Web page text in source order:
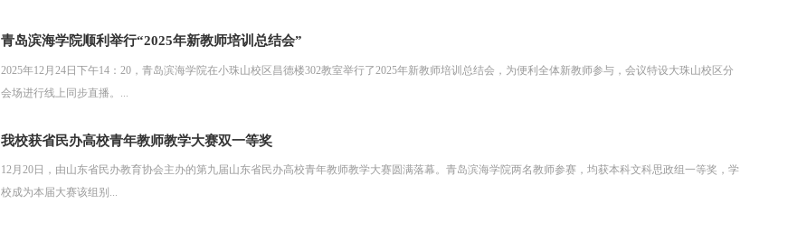
青岛滨海学院顺利举行“2025年新教师培训总结会”
2025年12月24日下午14：20，青岛滨海学院在小珠山校区昌德楼302教室举行了2025年新教师培训总结会，为便利全体新教师参与，会议特设大珠山校区分
会场进行线上同步直播。...
我校获省民办高校青年教师教学大赛双一等奖
12月20日，由山东省民办教育协会主办的第九届山东省民办高校青年教师教学大赛圆满落幕。青岛滨海学院两名教师参赛，均获本科文科思政组一等奖，学
校成为本届大赛该组别...